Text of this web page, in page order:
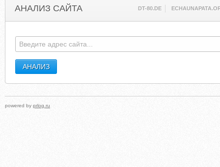
АНАЛИЗ САЙТА DT-80.DE
powered by prlog.ru